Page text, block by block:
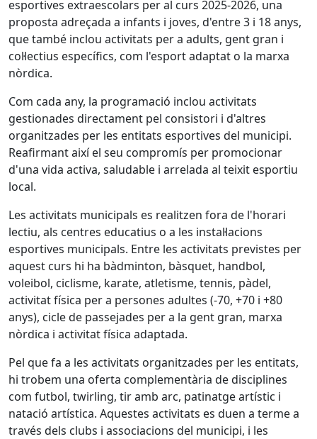
esportives extraescolars per al curs 2025-2026, una
proposta adreçada a infants i joves, d'entre 3 i 18 anys,
que també inclou activitats per a adults, gent gran i
col·lectius específics, com l'esport adaptat o la marxa
nòrdica.
Com cada any, la programació inclou activitats
gestionades directament pel consistori i d'altres
organitzades per les entitats esportives del municipi.
Reafirmant així el seu compromís per promocionar
d'una vida activa, saludable i arrelada al teixit esportiu
local.
Les activitats municipals es realitzen fora de l'horari
lectiu, als centres educatius o a les instal·lacions
esportives municipals. Entre les activitats previstes per
aquest curs hi ha bàdminton, bàsquet, handbol,
voleibol, ciclisme, karate, atletisme, tennis, pàdel,
activitat física per a persones adultes (-70, +70 i +80
anys), cicle de passejades per a la gent gran, marxa
nòrdica i activitat física adaptada.
Pel que fa a les activitats organitzades per les entitats,
hi trobem una oferta complementària de disciplines
com futbol, twirling, tir amb arc, patinatge artístic i
natació artística. Aquestes activitats es duen a terme a
través dels clubs i associacions del municipi, i les